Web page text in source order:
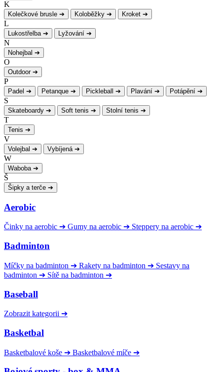
K
Kolečkové brusle ➔ Koloběžky ➔ Kroket ➔
L
Lukostřelba ➔ Lyžování ➔
N
Nohejbal ➔
O
Outdoor ➔
P
Padel ➔ Petanque ➔ Pickleball ➔ Plavání ➔ Potápění ➔
S
Skateboardy ➔ Soft tenis ➔ Stolní tenis ➔
T
Tenis ➔
V
Volejbal ➔ Vybíjená ➔
W
Waboba ➔
Š
Šipky a terče ➔
Aerobic
Činky na aerobic ➔ Gumy na aerobic ➔ Steppery na aerobic ➔
Badminton
Míčky na badminton ➔ Rakety na badminton ➔ Sestavy na
badminton ➔ Sítě na badminton ➔
Baseball
Zobrazit kategorii ➔
Basketbal
Basketbalové koše ➔ Basketbalové míče ➔